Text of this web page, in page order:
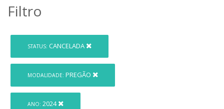
Filtro
STATUS: CANCELADA
MODALIDADE: PREGÃO
ANO: 2024